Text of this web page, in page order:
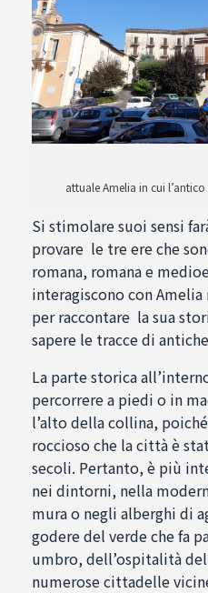
attuale Amelia in cui
Si stimolare suoi sensi
provare le tre ere che
romana, romana e
interagiscono con
per raccontare la sua
sapere le tracce di
La parte storica
percorrere a piedi o in
l’alto della collina,
roccioso che la città è
secoli. Pertanto, è più
nei dintorni, nella
mura o negli alberghi di
godere del verde che fa
umbro, dell’ospitalità
numerose cittadelle